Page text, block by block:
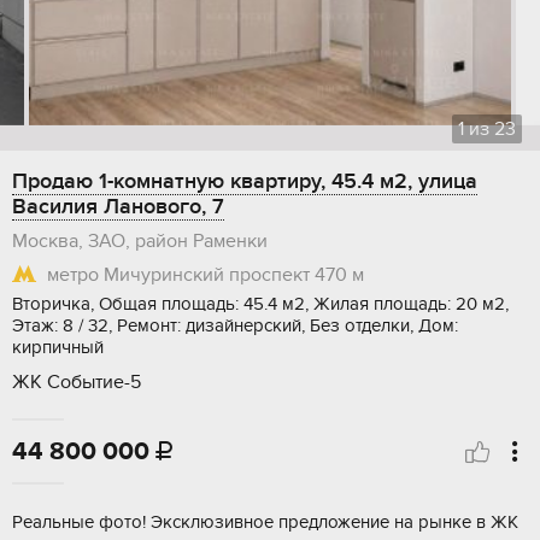
1из23
Продаю 1-комнатную квартиру, 45.4 м2, улица
Василия Ланового, 7
Москва, ЗАО, район Раменки
метро Мичуринский проспект 470 м
Вторичка, Общая площадь: 45.4 м2, Жилая площадь: 20 м2,
Этаж: 8 / 32, Ремонт: дизайнерский, Без отделки, Дом:
кирпичный
ЖК Событие-5
44 800 000 
Реальные фото! Эксклюзивное предложение на рынке в ЖК